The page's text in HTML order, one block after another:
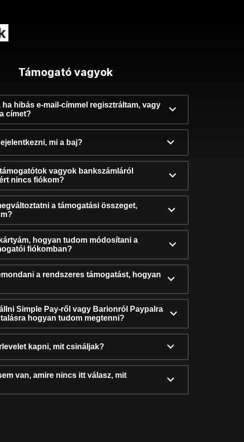
Támogató vagyok
ha hibás e-mail-címmel regisztráltam, vagy
címet?
mi a baj?
vagyok bankszámláról
nincs fiókom?
a támogatási összeget,
hogyan tudom módosítani a
fiókomban?
a rendszeres támogatást, hogyan
Simple Pay-ről vagy Barionról Paypalra
hogyan tudom megtenni?
kapni, mit csináljak?
van, amire nincs itt válasz, mit